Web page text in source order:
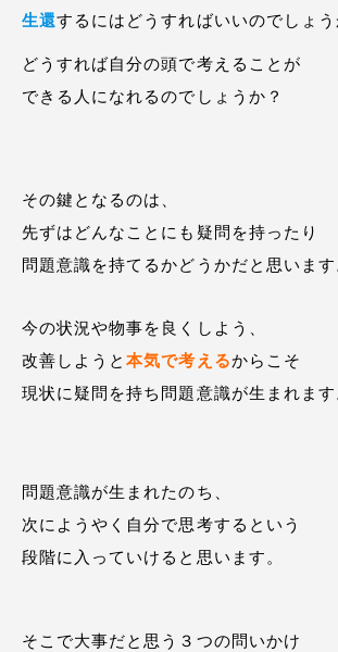
生還するにはどうすればいいのでしょう
どうすれば自分の頭で考えることが
できる人になれるのでしょうか？
その鍵となるのは、
先ずはどんなことにも疑問を持ったり
問題意識を持てるかどうかだと思います
今の状況や物事を良くしよう、
改善しようと本気で考えるからこそ
現状に疑問を持ち問題意識が生まれます
問題意識が生まれたのち、
次にようやく自分で思考するという
段階に入っていけると思います。
そこで大事だと思う３つの問いかけ